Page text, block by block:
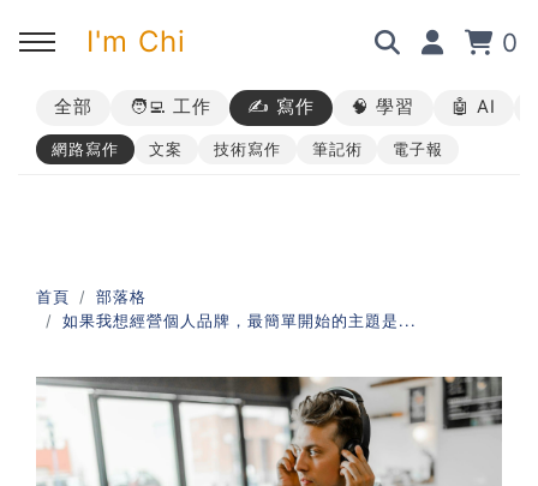
I'm Chi 0
回主選單
➡︎ 所有內容
回主選單
➡︎ 業配合作
回主選單
➡︎ 講座活動
回主選單
AI 職場應用｜ChatGPT 職場
AI 職場應用｜ChatGPT 進階
使用思維
全部 🧑‍💻 工作 ✍️ 寫作 🧠 學習 🤖 AI
網路寫作 文案 技術寫作 筆記術 電子報
首頁
部落格
如果我想經營個人品牌，最簡單開始的主題是...